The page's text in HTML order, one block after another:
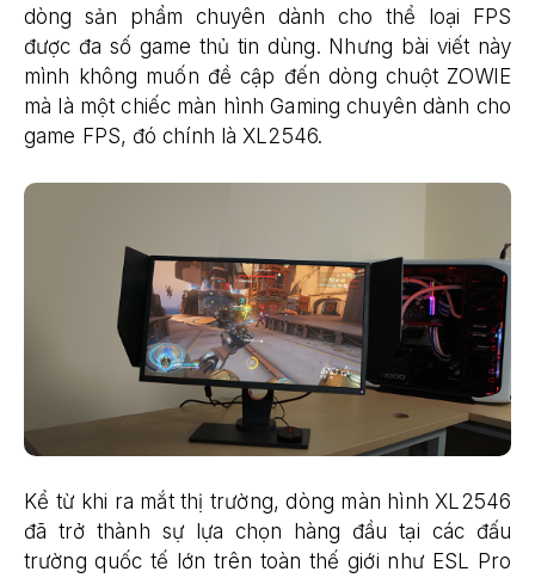
dòng sản phẩm chuyên dành cho thể loại FPS
được đa số game thủ tin dùng. Nhưng bài viết này
mình không muốn đề cập đến dòng chuột ZOWIE
mà là một chiếc màn hình Gaming chuyên dành cho
game FPS, đó chính là XL2546.
Kể từ khi ra mắt thị trường, dòng màn hình XL2546
đã trở thành sự lựa chọn hàng đầu tại các đấu
trường quốc tế lớn trên toàn thế giới như ESL Pro